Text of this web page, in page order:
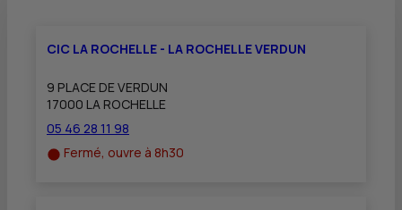
CIC LA ROCHELLE - LA ROCHELLE VERDUN
9 PLACE DE VERDUN
17000 LA ROCHELLE
05 46 28 11 98
Fermé, ouvre à 8h30